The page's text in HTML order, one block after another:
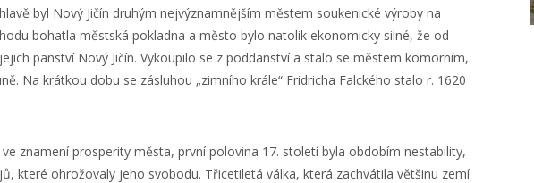
byl Nový Jičín druhým nejvýznamnějším městem soukenické výroby na
bohatla městská pokladna a město bylo natolik ekonomicky silné, že od
panství Nový Jičín. Vykoupilo se z poddanství a stalo se městem komorním,
Na krátkou dobu se zásluhou „zimního krále“ Fridricha Falckého stalo r. 1620
znamení prosperity města, první polovina 17. století byla obdobím nestability,
které ohrožovaly jeho svobodu. Třicetiletá válka, která zachvátila většinu zemí